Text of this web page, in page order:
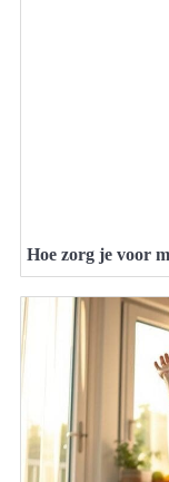
Hoe zorg je voor